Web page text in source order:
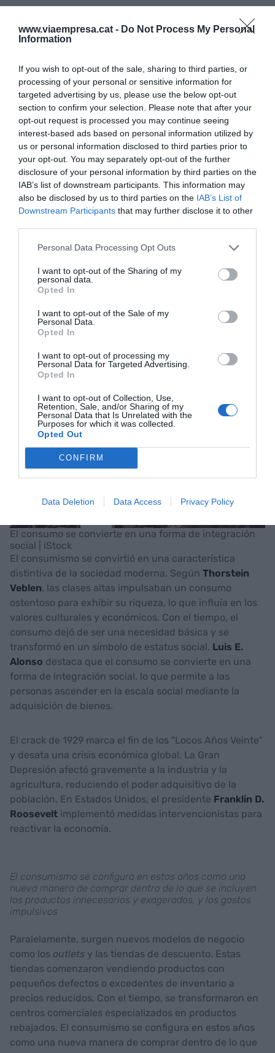
www.viaempresa.cat - Do Not Process My Personal
Information
If you wish to opt-out of the sale, sharing to third parties, or
processing of your personal or sensitive information for
targeted advertising by us, please use the below opt-out
section to confirm your selection. Please note that after your
opt-out request is processed you may continue seeing
interest-based ads based on personal information utilized by
us or personal information disclosed to third parties prior to
your opt-out. You may separately opt-out of the further
disclosure of your personal information by third parties on the
IAB’s list of downstream participants. This information may
also be disclosed by us to third parties on the IAB’s List of
Downstream Participants that may further disclose it to other
Personal Data Processing Opt Outs
I want to opt-out of the Sharing of my
personal data.
Opted In
I want to opt-out of the Sale of my
Personal Data.
Opted In
I want to opt-out of processing my
Personal Data for Targeted Advertising.
Opted In
I want to opt-out of Collection, Use,
Retention, Sale, and/or Sharing of my
Personal Data that Is Unrelated with the
Purposes for which it was collected.
Opted Out
CONFIRM
Data Deletion Data Access Privacy Policy
El concepto de salario de influencia, implantado por
fabricaban
El auge de las ciudades como Nueva York y París refleja
este cambio. Nueva York se destaca por su expansión
urbanística, con rascacielos, oficinas y un sistema de
transporte moderno. París vivió una década de
efervescencia cultural y artística, con movimientos
como el surrealismo y el dadaísmo, y figuras
destacadas comoCoco Chanelrevolucionando la
moda. Los centros comerciales y las tiendas de lujo se
convierten en símbolos de este nuevo estilo de vida
basado en el consumo. En Estados Unidos, los grandes
almacenes comienzan a ofrecer una amplia variedad
negocio también se extendió a Europa y otras partes
del mundo. Los escaparates y la publicidad fueron
quienes comenzaron a asociar el acto de comprar con
éxito y libertad.
Signo de riqueza e integración social
El consumo se convierte en una forma de integración
social | iStock
El consumismo se convirtió en una característica
distintiva de la sociedad moderna. Según Thorstein
Veblen, las clases altas impulsaban un consumo
ostentoso para exhibir su riqueza, lo que influía en los
valores culturales y económicos. Con el tiempo, el
consumo dejó de ser una necesidad básica y se
transformó en un símbolo de estatus social. Luis E.
Alonso destaca que el consumo se convierte en una
forma de integración social, lo que permite a las
personas ascender en la escala social mediante la
adquisición de bienes.
El crack de 1929 marca el fin de los "Locos Años Veinte"
y desata una crisis económica global. La Gran
Depresión afectó gravemente a la industria y la
agricultura, reduciendo el poder adquisitivo de la
población. En Estados Unidos, el presidente Franklin D.
Roosevelt implementó medidas intervencionistas para
reactivar la economía.
El consumismo se configura en estos años como una
nueva manera de comprar dentro de lo que se incluyen
los productos innecesarios y exagerados, y los gastos
impulsivos
Paralelamente, surgen nuevos modelos de negocio
como los outlets y las tiendas de descuento. Estas
tiendas comenzaron vendiendo productos con
pequeños defectos o excedentes de inventario a
precios reducidos. Con el tiempo, se transformaron en
centros comerciales especializados en productos
rebajados. El consumismo se configura en estos años
como una nueva manera de comprar dentro de lo que